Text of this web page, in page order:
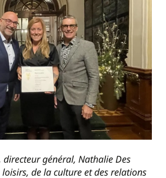
général, Nathalie Des
de la culture et des relations